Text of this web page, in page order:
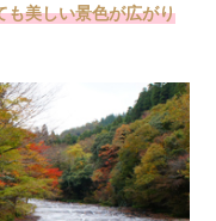
も美しい景色が広がり